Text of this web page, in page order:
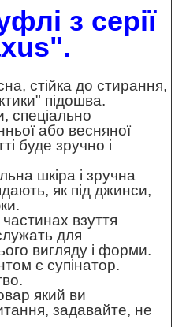
з серії
".
стійка до стирання,
підошва.
спеціально
або весняної
буде зручно і
шкіра і зручна
як під джинси,
частинах взуття
для
вигляду і форми.
є супінатор.
який ви
задавайте, не